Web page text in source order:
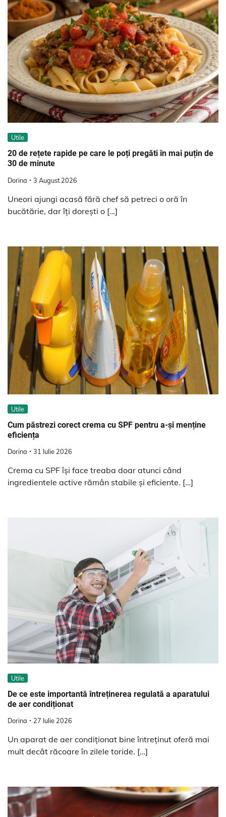
Utile
20 de rețete rapide pe care le poți pregăti în mai puțin de
30 de minute
Dorina 3 August 2026
Uneori ajungi acasă fără chef să petreci o oră în
bucătărie, dar îți dorești o […]
Utile
Cum păstrezi corect crema cu SPF pentru a-și menține
eficiența
Dorina 31 Iulie 2026
Crema cu SPF își face treaba doar atunci când
ingredientele active rămân stabile și eficiente. […]
Utile
De ce este importantă întreținerea regulată a aparatului
de aer condiționat
Dorina 27 Iulie 2026
Un aparat de aer condiționat bine întreținut oferă mai
mult decât răcoare în zilele toride. […]